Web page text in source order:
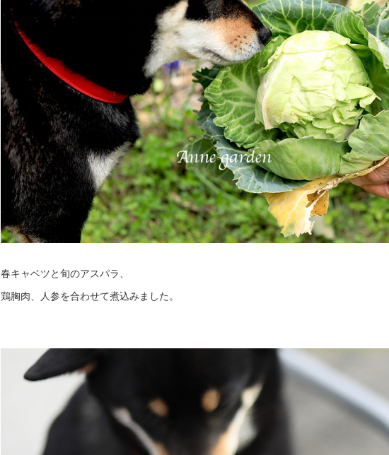
春キャベツと旬のアスパラ、
鶏胸肉、人参を合わせて煮込みました。